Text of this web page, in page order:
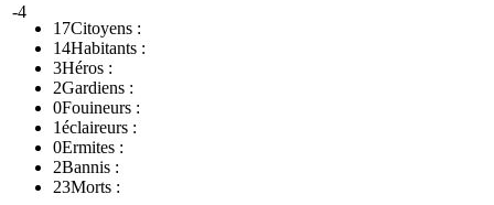
-4
17Citoyens :
14Habitants :
3Héros :
2Gardiens :
0Fouineurs :
1éclaireurs :
0Ermites :
2Bannis :
23Morts :